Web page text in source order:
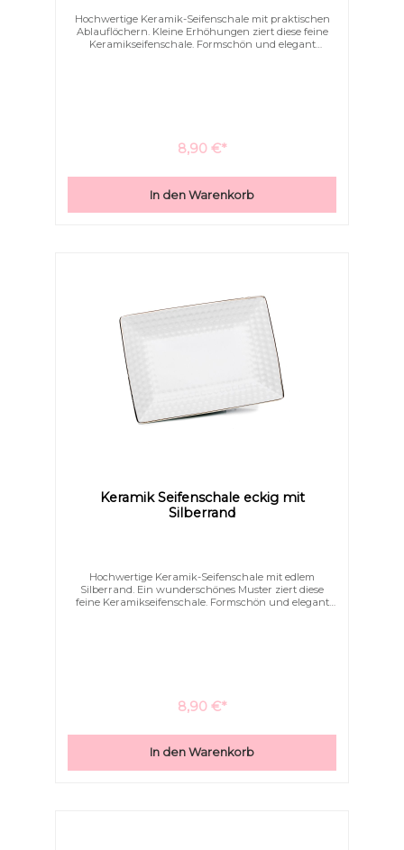
Hochwertige Keramik-Seifenschale mit praktischen
Ablauflöchern. Kleine Erhöhungen ziert diese feine
Keramikseifenschale. Formschön und elegant
8,90 €*
In den Warenkorb
Keramik Seifenschale eckig mit
Silberrand
Hochwertige Keramik-Seifenschale mit edlem
Silberrand. Ein wunderschönes Muster ziert diese
feine Keramikseifenschale. Formschön und elegant
8,90 €*
In den Warenkorb